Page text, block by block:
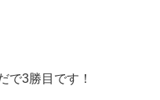
で3勝目です！